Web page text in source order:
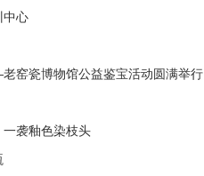
中心
窑瓷博物馆公益鉴宝活动圆满举行
一袭釉色染枝头